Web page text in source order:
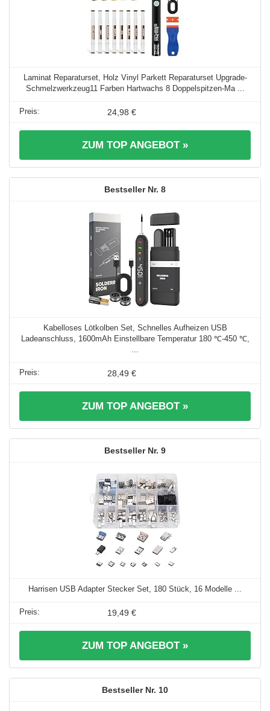
Laminat Reparaturset, Holz Vinyl Parkett Reparaturset Upgrade-
Schmelzwerkzeug11 Farben Hartwachs 8 Doppelspitzen-Ma ...
24,98 €
ZUM TOP ANGEBOT »
8
Kabelloses Lötkolben Set, Schnelles Aufheizen USB
Ladeanschluss, 1600mAh Einstellbare Temperatur 180 ℃-450 ℃,
28,49 €
ZUM TOP ANGEBOT »
9
Harrisen USB Adapter Stecker Set, 180 Stück, 16 Modelle ...
19,49 €
ZUM TOP ANGEBOT »
10